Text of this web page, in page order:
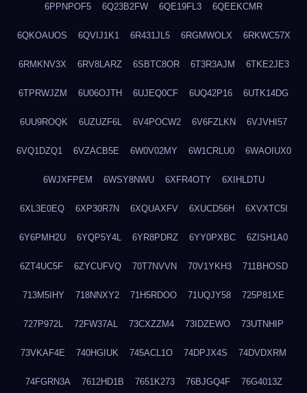
6PPNPOF5 6Q23B2FW 6QE19FL3 6QEEKCMR
6QKOAUOS 6QVIJ1K1 6R431JL5 6RGMWOLX 6RKWC57X
6RMKNV3X 6RV8LARZ 6SBTC8OR 6T3R3AJM 6TKE2JE3
6TPRWJZM 6U06OJTH 6UJEQ0CF 6UQ42P16 6UTK14DG
6UU9ROQK 6UZUZF6L 6V4POCW2 6V6FZLKN 6VJVHI57
6VQ1DZQ1 6VZACB5E 6W0V02MY 6W1CRLU0 6WAOIUX0
6WJXFPEM 6WSY8NWU 6XFR4OTY 6XIHLDTU
6XL3E0EQ 6XP30R7N 6XQUAXFV 6XUCD56H 6XVXTC5I
6Y6PMH2U 6YQP5Y4L 6YR8PDRZ 6YY0PXBC 6ZISH1A0
6ZT4UC5F 6ZYCUFVQ 70T7NVVN 70V1YKH3 711BHOSD
713M5IHY 718NNXY2 71H5RDOO 71UQJY58 725P81XE
727P972L 72FW37AL 73CXZZM4 73IDZEWO 73UTNHIP
73VKAF4E 740HGIUK 745ACL1O 74DPJX4S 74DVDXRM
74FGRN3A 7612HD1B 7651K273 76BJGQ4F 76G4013Z